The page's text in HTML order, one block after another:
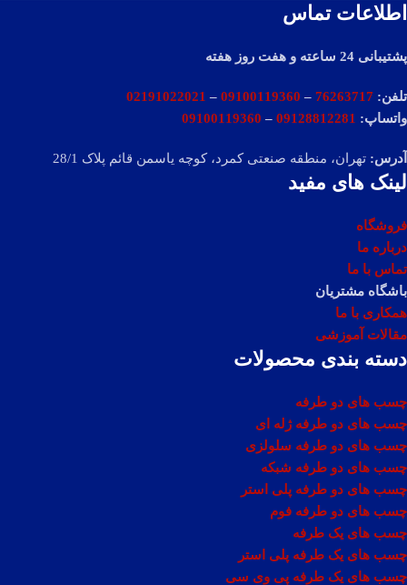
اطلاعات تماس
پشتیبانی 24 ساعته و هفت روز هفته
تلفن: 76263717
–
09100119360
–
02191022021
واتساپ: 09128812281
–
09100119360
آدرس: تهران، منطقه صنعتی کمرد، کوچه یاسمن قائم پلاک 28/1
لینک های مفید
فروشگاه
درباره ما
تماس با ما
باشگاه مشتریان
همکاری با ما
مقالات آموزشی
دسته بندی محصولات
چسب های دو طرفه
چسب های دو طرفه ژله ای
چسب های دو طرفه سلولزی
چسب های دو طرفه شبکه
چسب های دو طرفه پلی استر
چسب های دو طرفه فوم
چسب های یک طرفه
چسب های یک طرفه پلی استر
چسب های یک طرفه پی وی سی